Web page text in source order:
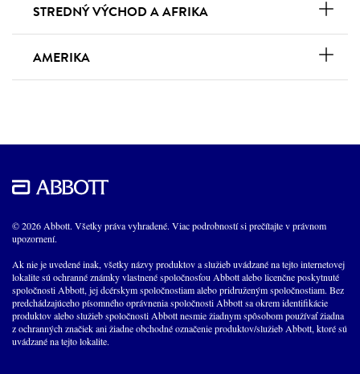
STREDNÝ VÝCHOD A AFRIKA
AMERIKA
© 2026 Abbott. Všetky práva vyhradené. Viac podrobností si prečítajte v právnom
upozornení.
Ak nie je uvedené inak, všetky názvy produktov a služieb uvádzané na tejto internetovej
lokalite sú ochranné známky vlastnené spoločnosťou Abbott alebo licenčne poskytnuté
spoločnosti Abbott, jej dcérskym spoločnostiam alebo pridruženým spoločnostiam. Bez
predchádzajúceho písomného oprávnenia spoločnosti Abbott sa okrem identifikácie
produktov alebo služieb spoločnosti Abbott nesmie žiadnym spôsobom používať žiadna
z ochranných značiek ani žiadne obchodné označenie produktov/služieb Abbott, ktoré sú
uvádzané na tejto lokalite.